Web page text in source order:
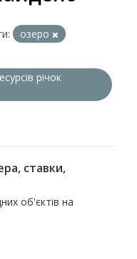
озеро
річок
ставки,
об'єктів на